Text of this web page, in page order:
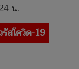
น.
รัสโควิด-19